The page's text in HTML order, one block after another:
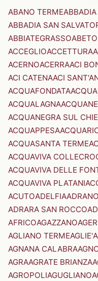
ABANO TERMEABBADIA
ABBADIA SAN
ABBIATEGRASSO
ACCEGLIOACCETTURA
ACERNOACERRAACI
ACI CATENAACI
ACQUAFONDATA
ACQUALAGNA
ACQUANEGRA SUL
ACQUAPPESA
ACQUASANTA TERME
ACQUAVIVA
ACQUAVIVA DELLE
ACQUAVIVA PLATANI
ACUTOADELFIAADRANO
ADRARA SAN ROCCO
AFRICOAGAZZANO
AGLIANO TERMEAGLIE'
AGNANA CALABRA
AGRAAGRATE BRIANZA
AGROPOLIAGUGLIANO